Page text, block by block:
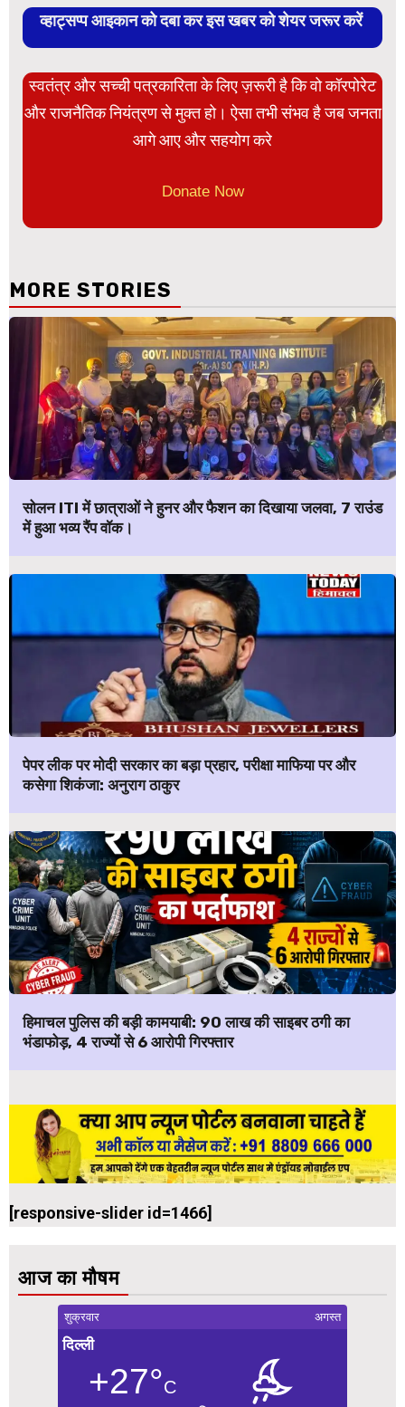
व्हाट्सप्प आइकान को दबा कर इस खबर को शेयर जरूर करें
स्वतंत्र और सच्ची पत्रकारिता के लिए ज़रूरी है कि वो कॉरपोरेट
और राजनैतिक नियंत्रण से मुक्त हो। ऐसा तभी संभव है जब जनता
आगे आए और सहयोग करे
Donate Now
MORE STORIES
सोलन ITI में छात्राओं ने हुनर और फैशन का दिखाया जलवा, 7 राउंड
में हुआ भव्य रैंप वॉक।
पेपर लीक पर मोदी सरकार का बड़ा प्रहार, परीक्षा माफिया पर और
कसेगा शिकंजा: अनुराग ठाकुर
हिमाचल पुलिस की बड़ी कामयाबी: ₹90 लाख की साइबर ठगी का
भंडाफोड़, 4 राज्यों से 6 आरोपी गिरफ्तार
[responsive-slider id=1466]
आज का मौषम
शुक्रवार अगस्त
दिल्ली
+27°C